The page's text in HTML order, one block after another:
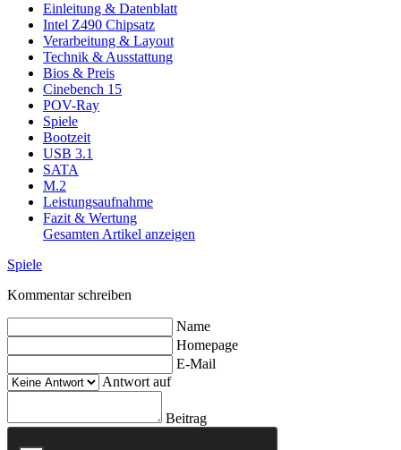
Einleitung & Datenblatt
Intel Z490 Chipsatz
Verarbeitung & Layout
Technik & Ausstattung
Bios & Preis
Cinebench 15
POV-Ray
Spiele
Bootzeit
USB 3.1
SATA
M.2
Leistungsaufnahme
Fazit & Wertung
Gesamten Artikel anzeigen
Spiele
Kommentar schreiben
Name
Homepage
E-Mail
Antwort auf
Beitrag